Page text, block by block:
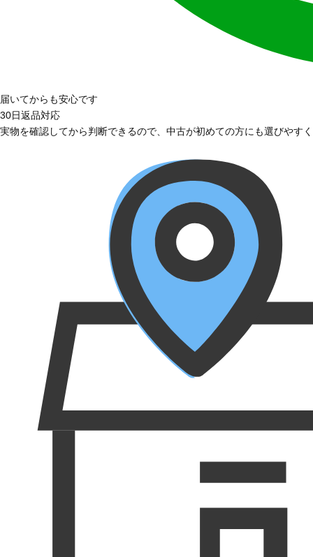
届いてからも安心です
30日返品対応
実物を確認してから判断できるので、中古が初めての方にも選びやす